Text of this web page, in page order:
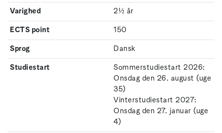
Varighed
2½ år
ECTS point
150
Sprog
Dansk
Studiestart
Sommerstudiestart 2026:
Onsdag den 26. august (uge
35)
Vinterstudiestart 2027:
Onsdag den 27. januar (uge
4)